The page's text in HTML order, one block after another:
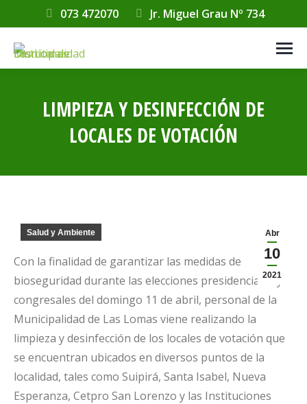
073 472070 Jr. Miguel Grau Nº 734
LIMPIEZA Y DESINFECCIÓN DE
LOCALES DE VOTACIÓN
Abr
10
2021
Salud y Ambiente
Con la finalidad de garantizar las medidas de
bioseguridad durante las elecciones presidenciales y
congresales del domingo 11 de abril, personal de la
Municipalidad de Las Lomas viene realizando la
limpieza y desinfección de los locales de votación que
se encuentran ubicados en diversos puntos de la
localidad, tales como Suipirá, Santa Isabel, Nueva
Esperanza, Cetpro San Lorenzo y las Instituciones